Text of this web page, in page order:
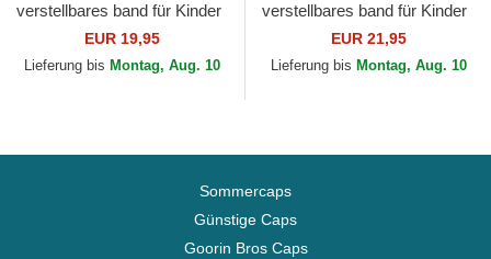
verstellbares band für Kinder
9FORTY League Essential
der New York Yankees...
EUR 19,95
Lieferung bis Montag, Aug. 10
verstellbares band für Kinder
9FORTY League Essential
der New York Yankees...
EUR 21,95
Lieferung bis Montag, Aug. 10
Sommercaps
Günstige Caps
Goorin Bros Caps